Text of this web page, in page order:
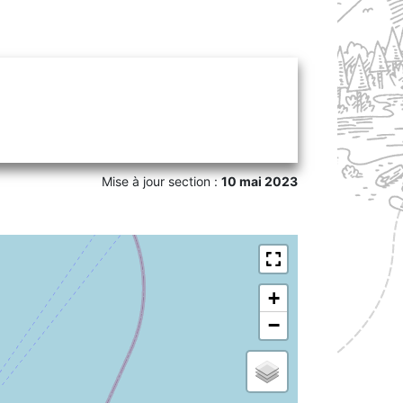
Mise à jour section :10 mai 2023
+
−